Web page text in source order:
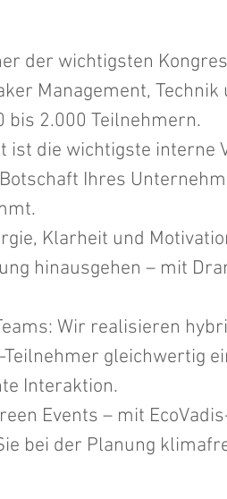
der wichtigsten
Management, Technik
2.000 Teilnehmern.
ist die wichtigste interne
Ihres
Klarheit und
hinausgehen – mit
Wir realisieren
gleichwertig
Interaktion.
Events – mit
bei der Planung